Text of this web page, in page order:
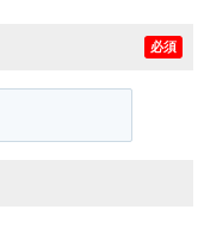
必須